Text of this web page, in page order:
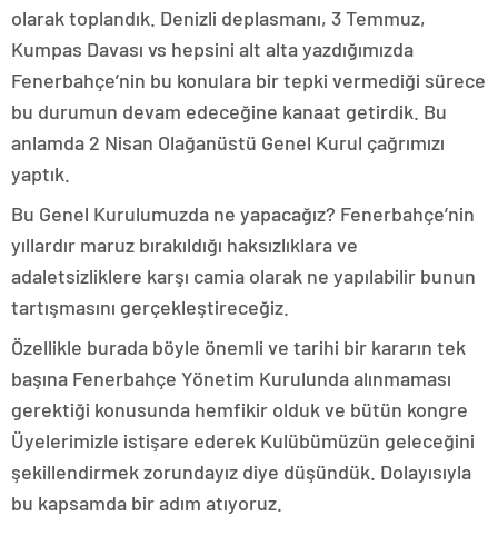
olarak toplandık. Denizli deplasmanı, 3 Temmuz,
Kumpas Davası vs hepsini alt alta yazdığımızda
Fenerbahçe’nin bu konulara bir tepki vermediği sürece
bu durumun devam edeceğine kanaat getirdik. Bu
anlamda 2 Nisan Olağanüstü Genel Kurul çağrımızı
yaptık.
Bu Genel Kurulumuzda ne yapacağız? Fenerbahçe’nin
yıllardır maruz bırakıldığı haksızlıklara ve
adaletsizliklere karşı camia olarak ne yapılabilir bunun
tartışmasını gerçekleştireceğiz.
Özellikle burada böyle önemli ve tarihi bir kararın tek
başına Fenerbahçe Yönetim Kurulunda alınmaması
gerektiği konusunda hemfikir olduk ve bütün kongre
Üyelerimizle istişare ederek Kulübümüzün geleceğini
şekillendirmek zorundayız diye düşündük. Dolayısıyla
bu kapsamda bir adım atıyoruz.